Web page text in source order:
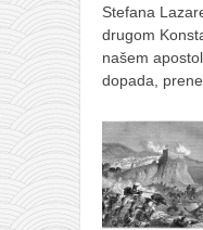
Stefana
drugom
našem
dopada,